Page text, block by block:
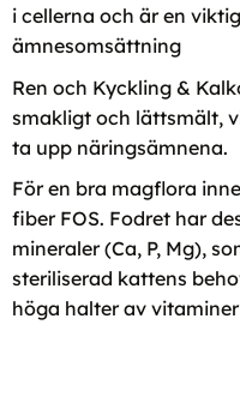
i cellerna och är en
ämnesomsättning
Ren och Kyckling &
smakligt och lättsmält,
ta upp näringsämnena.
För en bra magflora
fiber FOS. Fodret har
mineraler (Ca, P, Mg),
steriliserad kattens
höga halter av